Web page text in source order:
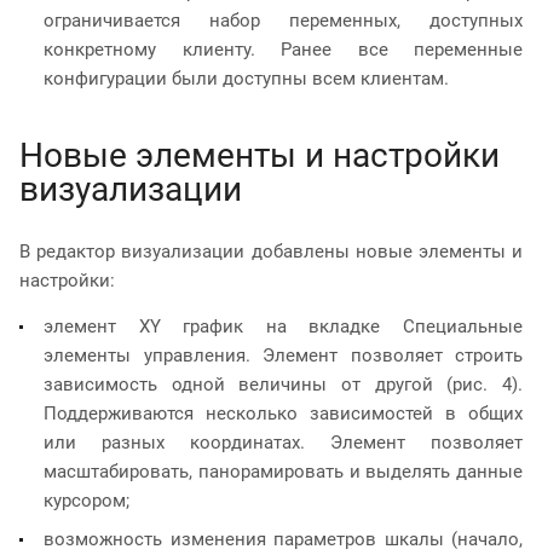
ограничивается набор переменных, доступных
конкретному клиенту. Ранее все переменные
конфигурации были доступны всем клиентам.
Новые элементы и настройки
визуализации
В редактор визуализации добавлены новые элементы и
настройки:
элемент XY график на вкладке Специальные
элементы управления. Элемент позволяет строить
зависимость одной величины от другой (рис. 4).
Поддерживаются несколько зависимостей в общих
или разных координатах. Элемент позволяет
масштабировать, панорамировать и выделять данные
курсором;
возможность изменения параметров шкалы (начало,